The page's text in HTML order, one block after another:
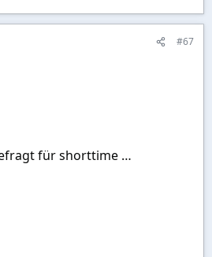
#67
für shorttime …